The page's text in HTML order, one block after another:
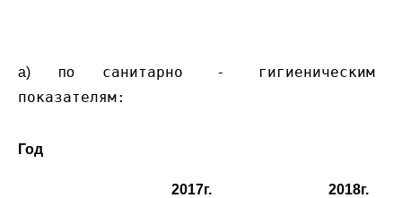
а) по санитарно - гигиеническим
показателям:
Год
2017г. 2018г.